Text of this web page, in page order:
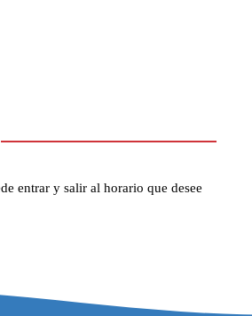
entrar y salir al horario que desee